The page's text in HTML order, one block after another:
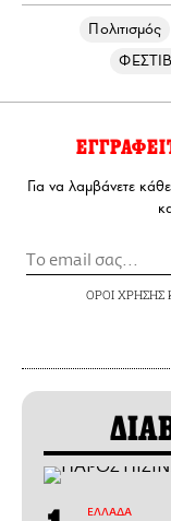
Πολιτισμός
Για να λαμβάνετε
ΟΡΟΙ ΧΡΗΣΗΣ
ΕΛΛΑΔΑ